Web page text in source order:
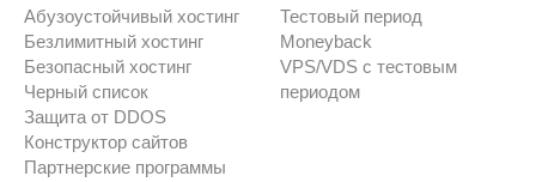
Абузоустойчивый хостинг
Безлимитный хостинг
Безопасный хостинг
Черный список
Защита от DDOS
Конструктор сайтов
Партнерские программы
Тестовый период
Moneyback
VPS/VDS с тестовым
периодом